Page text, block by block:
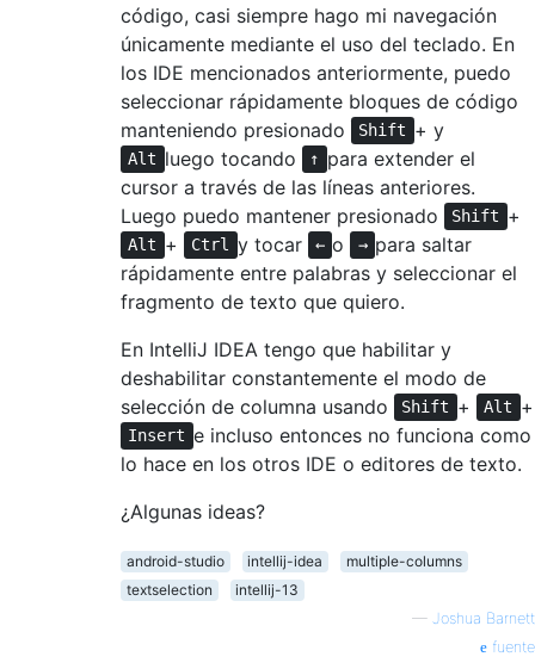
código, casi siempre hago mi navegación
únicamente mediante el uso del teclado. En
los IDE mencionados anteriormente, puedo
seleccionar rápidamente bloques de código
manteniendo presionado
Shift + y
Alt luego tocando ↑ para extender el
cursor a través de las líneas anteriores.
Luego puedo mantener presionado
Shift +
Alt + Ctrl y tocar ← o → para saltar
rápidamente entre palabras y seleccionar el
fragmento de texto que quiero.
En IntelliJ IDEA tengo que habilitar y
deshabilitar constantemente el modo de
selección de columna usando
Shift + Alt +
Insert e incluso entonces no funciona como
lo hace en los otros IDE o editores de texto.
¿Algunas ideas?
android-studio intellij-idea
multiple-columns
textselection
intellij-13
— Joshua Barnett
fuente